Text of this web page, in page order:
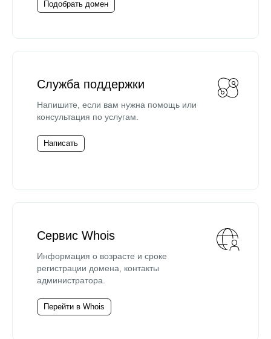
Подобрать домен
Служба поддержки
Напишите, если вам нужна помощь или
консультация по услугам.
Написать
Сервис Whois
Информация о возрасте и сроке
регистрации домена, контакты
администратора.
Перейти в Whois